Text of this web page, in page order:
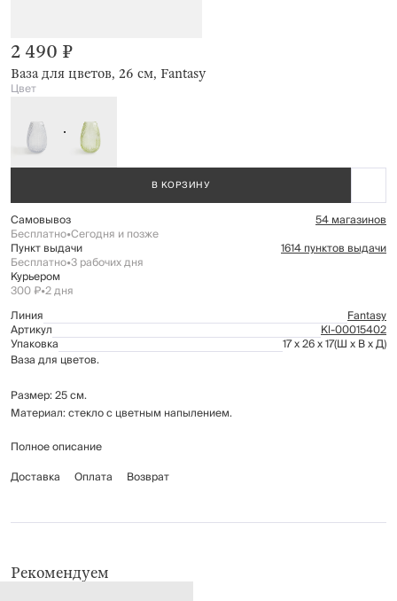
Ваза для цветов, 26 см, Fantasy
2 490 ₽
Цвет
В КОРЗИНУ
Самовывоз 54 магазинов
Бесплатно•Сегодня и позже
Пункт выдачи 1614 пунктов выдачи
Бесплатно•3 рабочих дня
Курьером
300 ₽•2 дня
Линия
Fantasy
Артикул Kl-00015402
Упаковка 17 x 26 x 17(Ш x В x Д)
Ваза для цветов.
Размер: 25 см.
Материал: стекло с цветным напылением.
Рекомендуется мыть вручную с применением мягких моющих средств.
Полное описание
Доставка
Оплата Возврат
Рекомендуем